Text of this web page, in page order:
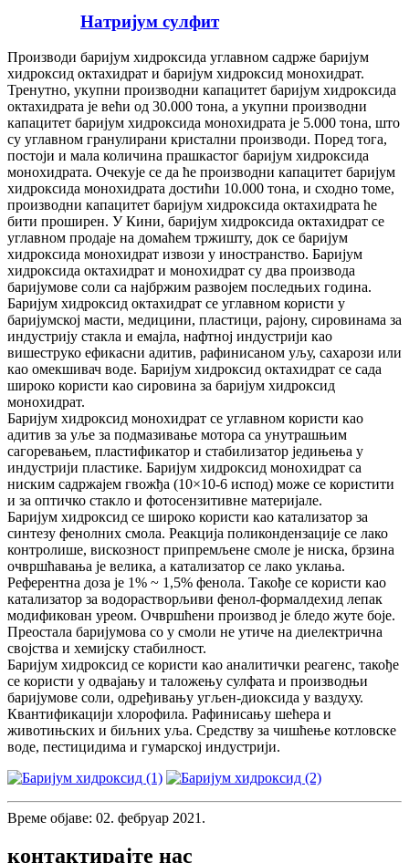
Натријум сулфит
Производи баријум хидроксида углавном садрже баријум
хидроксид октахидрат и баријум хидроксид монохидрат.
Тренутно, укупни производни капацитет баријум хидроксида
октахидрата је већи од 30.000 тона, а укупни производни
капацитет баријум хидроксида монохидрата је 5.000 тона, што
су углавном гранулирани кристални производи. Поред тога,
постоји и мала количина прашкастог баријум хидроксида
монохидрата. Очекује се да ће производни капацитет баријум
хидроксида монохидрата достићи 10.000 тона, и сходно томе,
производни капацитет баријум хидроксида октахидрата ће
бити проширен. У Кини, баријум хидроксида октахидрат се
углавном продаје на домаћем тржишту, док се баријум
хидроксида монохидрат извози у иностранство. Баријум
хидроксида октахидрат и монохидрат су два производа
баријумове соли са најбржим развојем последњих година.
Баријум хидроксид октахидрат се углавном користи у
баријумској масти, медицини, пластици, рајону, сировинама за
индустрију стакла и емајла, нафтној индустрији као
вишеструко ефикасни адитив, рафинисаном уљу, сахарози или
као омекшивач воде. Баријум хидроксид октахидрат се сада
широко користи као сировина за баријум хидроксид
монохидрат.
Баријум хидроксид монохидрат се углавном користи као
адитив за уље за подмазивање мотора са унутрашњим
сагоревањем, пластификатор и стабилизатор једињења у
индустрији пластике. Баријум хидроксид монохидрат са
ниским садржајем гвожђа (10×10-6 испод) може се користити
и за оптичко стакло и фотосензитивне материјале.
Баријум хидроксид се широко користи као катализатор за
синтезу фенолних смола. Реакција поликондензације се лако
контролише, вискозност припремљене смоле је ниска, брзина
очвршћавања је велика, а катализатор се лако уклања.
Референтна доза је 1% ~ 1,5% фенола. Такође се користи као
катализатор за водорастворљиви фенол-формалдехид лепак
модификован уреом. Очвршћени производ је бледо жуте боје.
Преостала баријумова со у смоли не утиче на диелектрична
својства и хемијску стабилност.
Баријум хидроксид се користи као аналитички реагенс, такође
се користи у одвајању и таложењу сулфата и производњи
баријумове соли, одређивању угљен-диоксида у ваздуху.
Квантификацији хлорофила. Рафинисању шећера и
животињских и биљних уља. Средству за чишћење котловске
воде, пестицидима и гумарској индустрији.
Време објаве: 02. фебруар 2021.
контактирајте нас